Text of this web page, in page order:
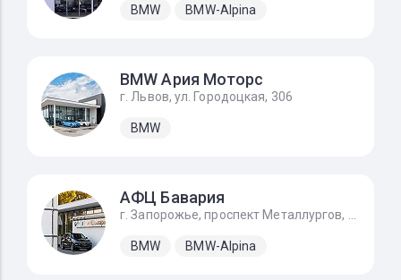
BMW BMW-Alpina
BMW Ария Моторс
г. Львов, ул. Городоцкая, 306
BMW
АФЦ Бавария
BMW BMW-Alpina